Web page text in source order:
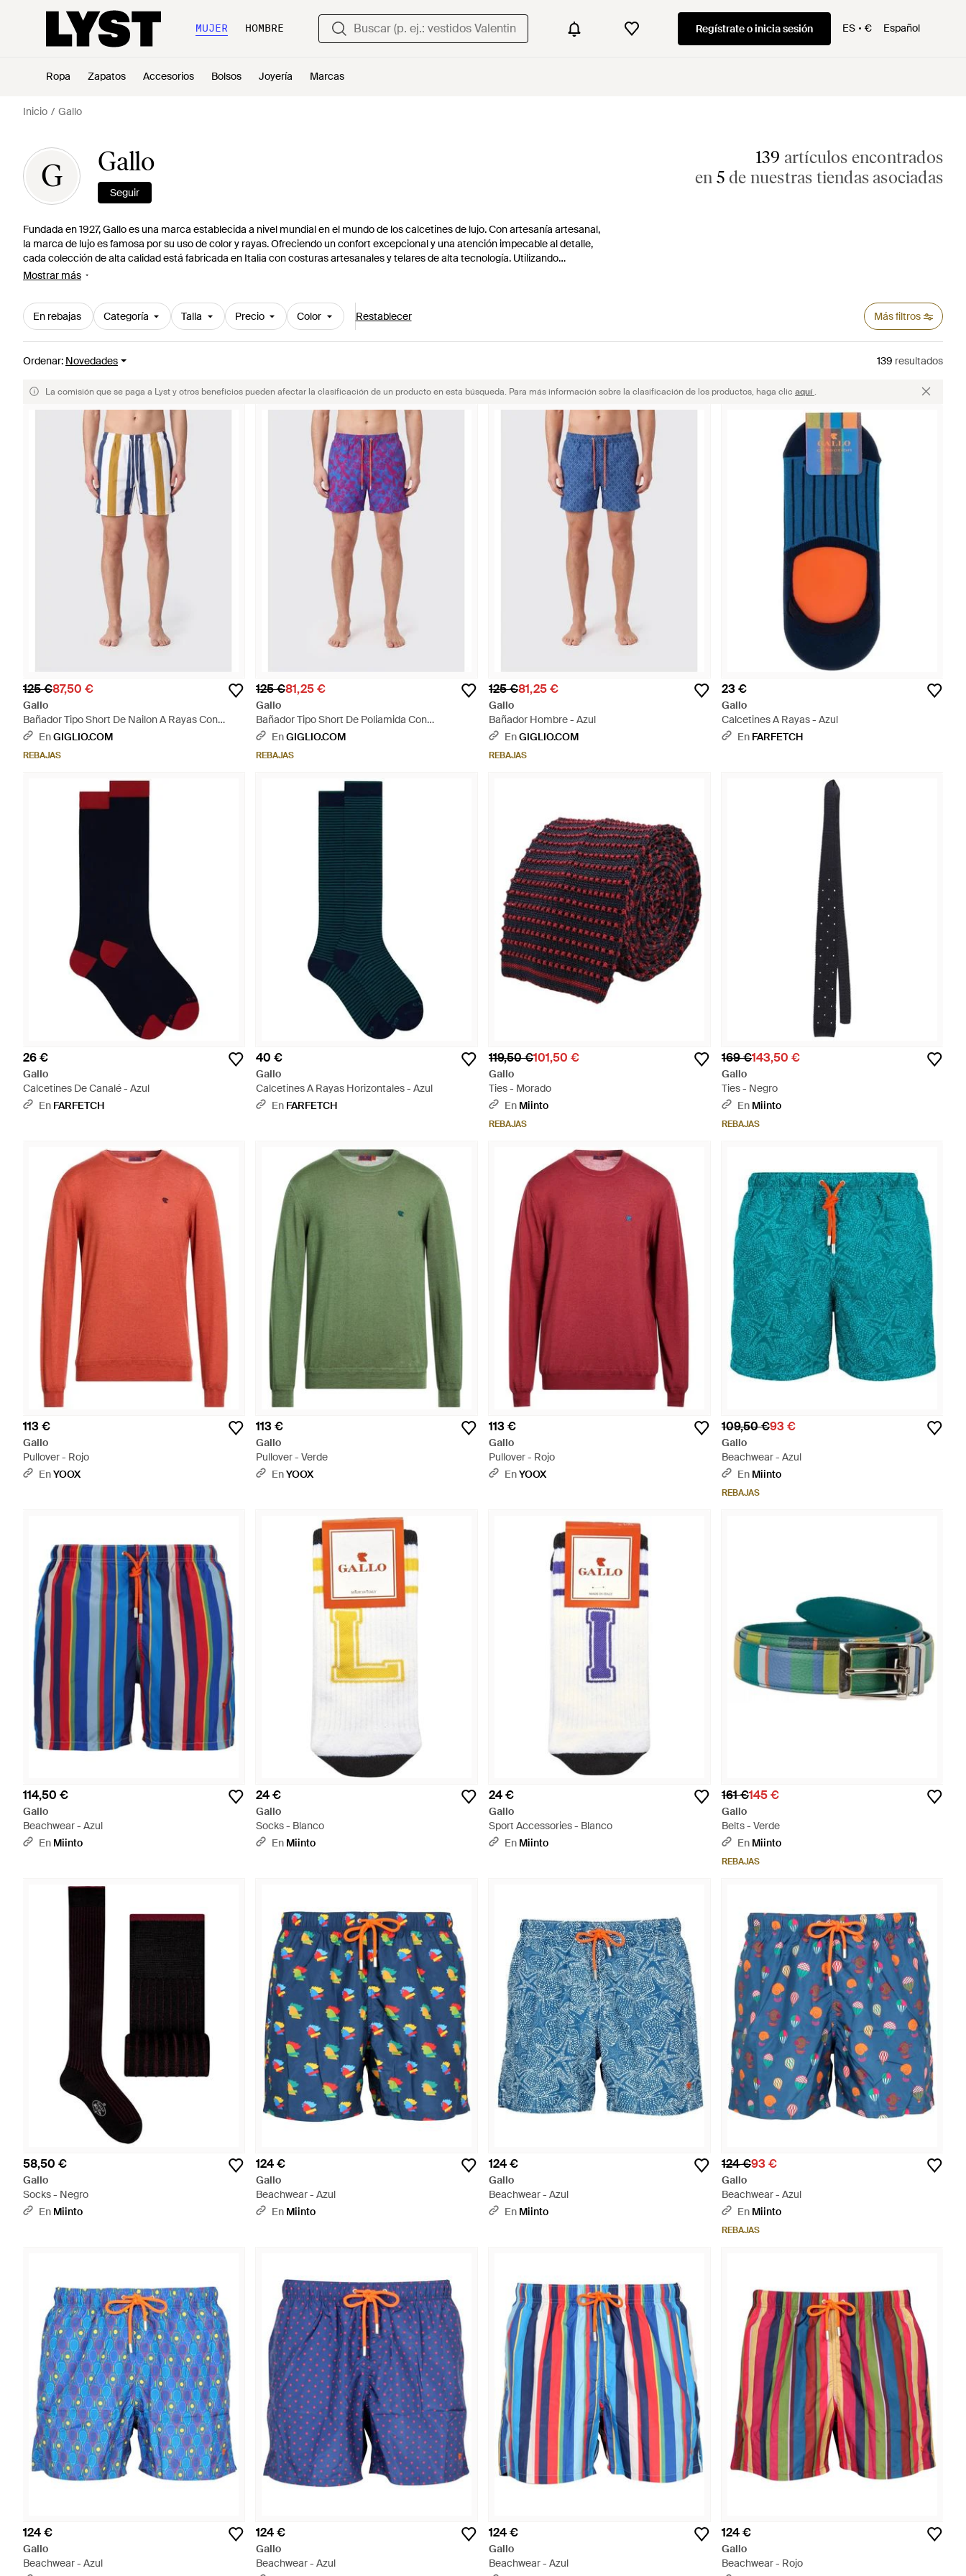
MUJER HOMBRE Regístrate o inicia sesión ES € Español
Ropa Zapatos Accesorios Bolsos Joyería Marcas
Inicio Gallo
G Gallo
Seguir
Fundada en 1927, Gallo es una marca establecida a nivel mundial en el mundo de los calcetines de lujo. Con artesanía artesanal,
la marca de lujo es famosa por su uso de color y rayas. Ofreciendo un confort excepcional y una atención impecable al detalle,
cada colección de alta calidad está fabricada en Italia con costuras artesanales y telares de alta tecnología. Utilizando
máquinas modernas para crear calcetines a partir de hilos puros de seda, cachemira y algodón, la gama se compone de
Mostrar más
139 artículos encontrados
en 5 de nuestras tiendas asociadas
En rebajas Categoría Talla Precio Color Restablecer Más filtros
Ordenar: Novedades 139 resultados
La comisión que se paga a Lyst y otros beneficios pueden afectar la clasificación de un producto en esta búsqueda. Para más información sobre la clasificación de los productos, haga clic aquí.
125 €87,50 €
Gallo
Bañador Tipo Short De Nailon A Rayas Con
Cintura Elástica Y Cordón - Azul
EnGIGLIO.COM
REBAJAS
125 €81,25 €
Gallo
Bañador Tipo Short De Poliamida Con
Estampado Floral Y Tropical - Morado
EnGIGLIO.COM
REBAJAS
125 €81,25 €
Gallo
Bañador Hombre - Azul
EnGIGLIO.COM
REBAJAS
23 €
Gallo
Calcetines A Rayas - Azul
En FARFETCH
26 €
Gallo
Calcetines De Canalé - Azul
En FARFETCH
40 €
Gallo
Calcetines A Rayas Horizontales - Azul
En FARFETCH
119,50 €101,50 €
Gallo
Ties - Morado
En Miinto
REBAJAS
169 €143,50 €
Gallo
Ties - Negro
En Miinto
REBAJAS
113 €
Gallo
Pullover - Rojo
EnYOOX
113 €
Gallo
Pullover - Verde
EnYOOX
113 €
Gallo
Pullover - Rojo
EnYOOX
109,50 €93 €
Gallo
Beachwear - Azul
En Miinto
REBAJAS
114,50 €
Gallo
Beachwear - Azul
En Miinto
24 €
Gallo
Socks - Blanco
En Miinto
24 €
Gallo
Sport Accessories - Blanco
En Miinto
161 €145 €
Gallo
Belts - Verde
En Miinto
REBAJAS
58,50 €
Gallo
Socks - Negro
En Miinto
124 €
Gallo
Beachwear - Azul
En Miinto
124 €
Gallo
Beachwear - Azul
En Miinto
124 €93 €
Gallo
Beachwear - Azul
En Miinto
REBAJAS
124 €
Gallo
Beachwear - Azul
124 €
Gallo
Beachwear - Azul
124 €
Gallo
Beachwear - Azul
124 €
Gallo
Beachwear - Rojo